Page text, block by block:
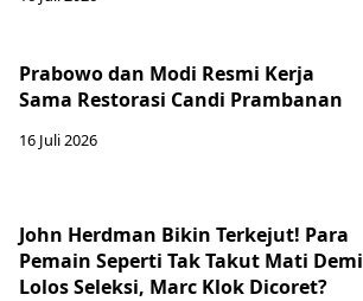
Prabowo dan Modi Resmi Kerja
Sama Restorasi Candi Prambanan
16 Juli 2026
John Herdman Bikin Terkejut! Para
Pemain Seperti Tak Takut Mati Demi
Lolos Seleksi, Marc Klok Dicoret?